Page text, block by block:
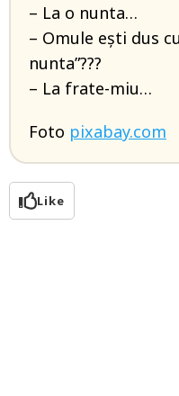
– La o nunta…
– Omule ești dus
nunta”???
– La frate-miu…
Foto pixabay.com
Like